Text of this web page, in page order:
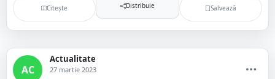
Citește Distribuie Salvează
AC
Actualitate
27 martie 2023